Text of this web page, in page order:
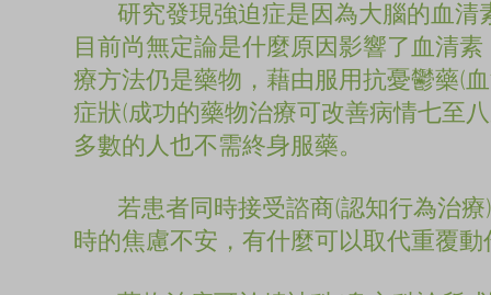
研究發現強迫症是因為大腦的血清
目前尚無定論是什麼原因影響了血清
療方法仍是藥物，藉由服用抗憂鬱藥(
症狀(成功的藥物治療可改善病情七至
多數的人也不需終身服藥。
若患者同時接受諮商(認知行為治療
時的焦慮不安，有什麼可以取代重覆